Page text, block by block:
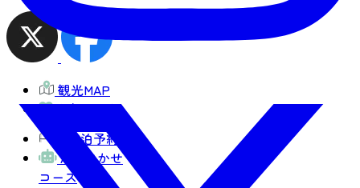
観光MAP
お気に入り
宿泊予約
AIおまかせ
コース